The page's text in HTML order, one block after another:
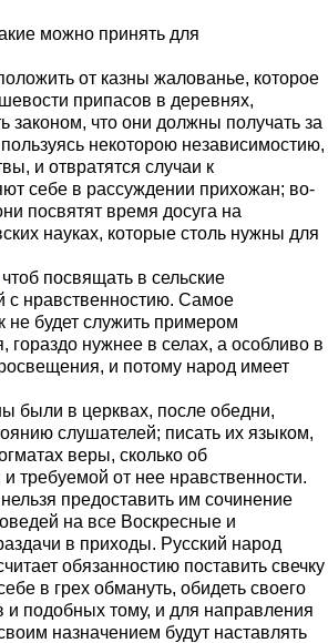
можно принять для
от казны жалованье, которое
припасов в деревнях,
законом, что они должны получать за
некоторою независимостию,
и отвратятся случаи к
себе в рассуждении прихожан; во-
посвятят время досуга на
науках, которые столь нужны для
чтоб посвящать в сельские
с нравственностию. Самое
не будет служить примером
нужнее в селах, а особливо в
и потому народ имеет
были в церквах, после обедни,
слушателей; писать их языком,
веры, сколько об
требуемой от нее нравственности.
предоставить им сочинение
на все Воскресные и
в приходы. Русский народ
обязанностию поставить свечку
в грех обмануть, обидеть своего
и подобных тому, и для направления
назначением будут наставлять